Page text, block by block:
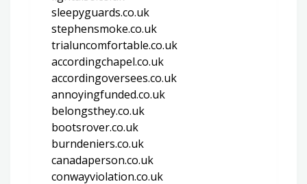
sleepyguards.co.uk
stephensmoke.co.uk
trialuncomfortable.co.uk
accordingchapel.co.uk
accordingoversees.co.uk
annoyingfunded.co.uk
belongsthey.co.uk
bootsrover.co.uk
burndeniers.co.uk
canadaperson.co.uk
conwayviolation.co.uk